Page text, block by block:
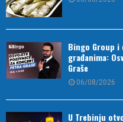
Bingo Group i
građanima:
Graše
06/08/2026
U Trebinju